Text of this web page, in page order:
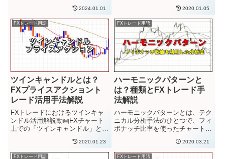
場を動かしている大口投資家・投
機筋の作ったトレンドに乗り、そ
のトレンドが転換する前に利食い
して手じまいするわけで。なの
で...
2024.01.01
の株価等で、市場での値動きに現
れる「トレンド」の動向が「い
っ...
2020.01.05
FXトレード用語
ツインキャンドルとは？
FXプライスアクショント
レード活用手法解説
FXトレードにおけるツインキャ
ンドル活用解説動画FXチャート
上での「ツインキャンドル」と
本並ぶ形を指します。２本同じサ
イズのロウソク足が並ぶので、基
2020.01.23
FXトレード用語
ハーモニックパターンと
は？種類とFXトレード手
法解説
ハーモニックパターンとは、テク
ニカル分析手法のひとつで、フィ
ボナッチ比率を使ったチャートパ
気があり、比較的新しいテクニカ
ル手法です。ハーモニック
2020.03.21
FXトレード用語 FXトレード用語